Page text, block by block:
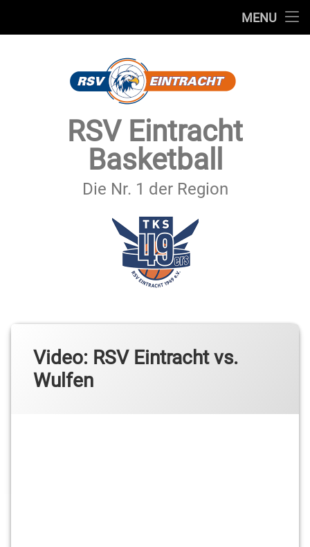
MENU
SECHSTER MANN
IMPRESSUM & DATENSCHUTZ
RSV Eintracht
Basketball
Die Nr. 1 der Region
Video: RSV Eintracht vs.
Wulfen